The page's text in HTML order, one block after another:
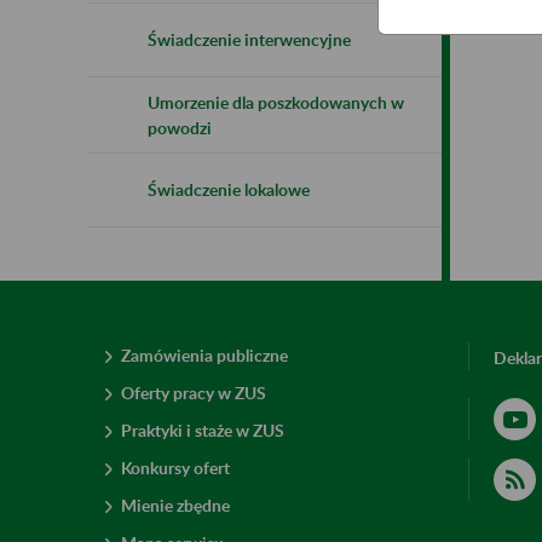
Świadczenie interwencyjne
Umorzenie dla poszkodowanych w
powodzi
Świadczenie lokalowe
Zamówienia publiczne
Oferty pracy w ZUS
Praktyki i staże w ZUS
Konkursy ofert
Mienie zbędne